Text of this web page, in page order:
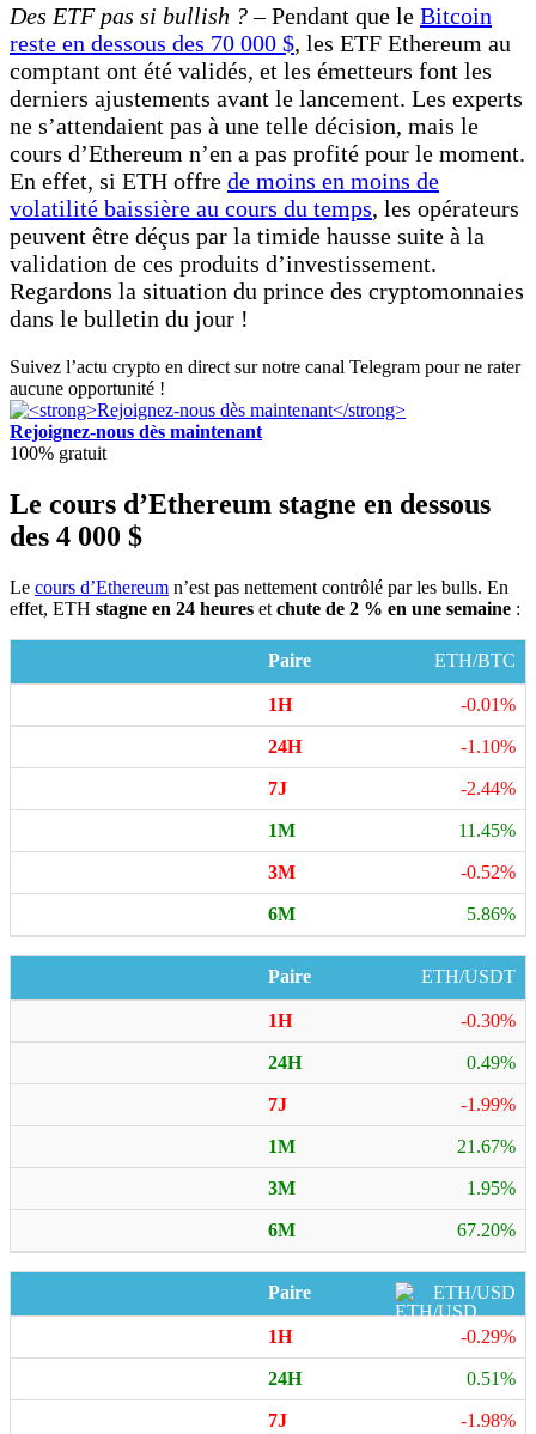
Des ETF pas si bullish ? –Pendant que le Bitcoin
reste en dessous des 70 000 $, les ETF Ethereum au
comptant ont été validés, et les émetteurs font les
derniers ajustements avant le lancement. Les experts
ne s’attendaient pas à une telle décision, mais le
cours d’Ethereum n’en a pas profité pour le moment.
En effet, si ETH offre de moins en moins de
volatilité baissière au cours du temps, les opérateurs
peuvent être déçus par la timide hausse suite à la
validation de ces produits d’investissement.
Regardons la situation du prince des cryptomonnaies
dans le bulletin du jour !
Suivez l’actu crypto en direct sur notre canal Telegram pour ne rater
aucune opportunité !
Rejoignez-nous dès maintenant
100% gratuit
Le cours d’Ethereum stagne en dessous
des 4 000 $
Le cours d’Ethereum n’est pas nettement contrôlé par les bulls. En
effet, ETH stagne en 24 heures et chute de 2 % en une semaine :
ETH/BTC
-0.01%
-1.10%
-2.44%
11.45%
-0.52%
5.86%
ETH/USDT
-0.30%
0.49%
-1.99%
21.67%
1.95%
67.20%
ETH/USD
-0.29%
0.51%
-1.98%